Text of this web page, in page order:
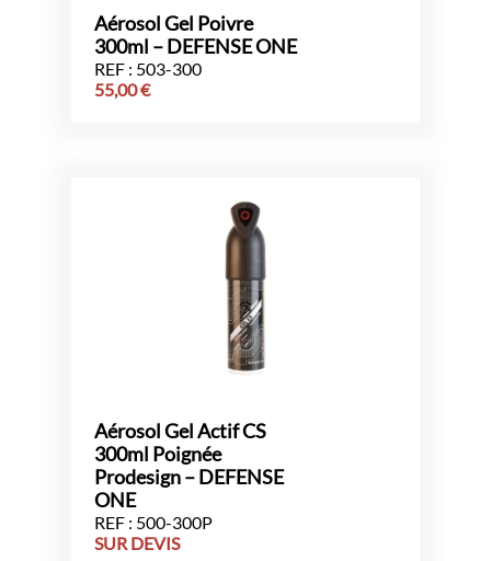
Aérosol Gel Poivre
300ml – DEFENSE ONE
REF : 503-300
55,00€
Aérosol Gel Actif CS
300ml Poignée
Prodesign – DEFENSE
ONE
REF : 500-300P
SUR DEVIS